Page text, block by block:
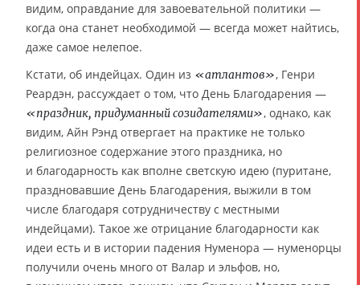
видим, оправдание для завоевательной политики —
когда она станет необходимой — всегда может найтись,
даже самое нелепое.
Кстати, об индейцах. Один из «атлантов», Генри
Реардэн, рассуждает о том, что День Благодарения —
«праздник, придуманный созидателями», однако, как
видим, Айн Рэнд отвергает на практике не только
религиозное содержание этого праздника, но
и благодарность как вполне светскую идею (пуритане,
праздновавшие День Благодарения, выжили в том
числе благодаря сотрудничеству с местными
индейцами). Такое же отрицание благодарности как
идеи есть и в истории падения Нуменора — нуменорцы
получили очень много от Валар и эльфов, но,